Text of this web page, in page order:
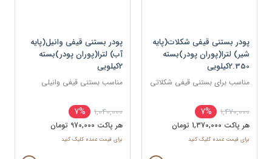
پودر بستنی قیفی شکلات(پایه
شیر) لترا(پوران پودر)بسته
2.350کیلویی
مناسب برای بستنی قیفی شکلاتی
1,470,000
7%
هر پاکت 1,370,000 تومان
برای قیمت عمده کلیک کنید
پودر بستنی قیفی وانیل(پایه
آب) لترا(پوران پودر)بسته
2کیلویی
مناسب بستنی قیفی وانیلی
1,040,000
7%
هر پاکت 970,000 تومان
برای قیمت عمده کلیک کنید